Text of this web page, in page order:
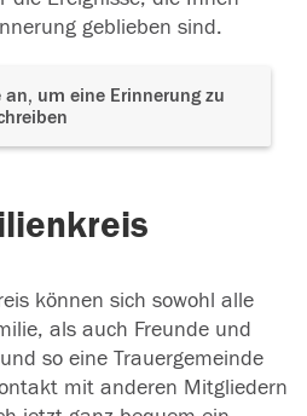
geblieben sind.
um eine Erinnerung zu
können sich sowohl alle
als auch Freunde und
so eine Trauergemeinde
mit anderen Mitgliedern